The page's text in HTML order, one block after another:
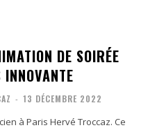
DE SOIRÉE
- 13 DÉCEMBRE 2022
à Paris Hervé Troccaz. Ce